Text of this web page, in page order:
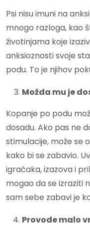
Psi nisu imuni na
mnogo razloga, kao
životinjama koje
anksioznosti svoje
podu. To je njihov
Možda mu je
Kopanje po podu
dosadu. Ako pas ne
stimulacije, može se
kako bi se zabavio.
igračaka, izazova i
mogao da se izraziti
sam sebe zabavi je
Provode malo